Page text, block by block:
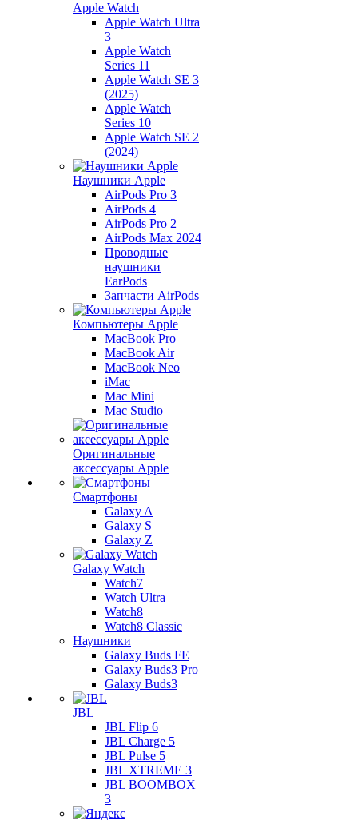
Apple Watch
Apple Watch Ultra
3
Apple Watch
Series 11
Apple Watch SE 3
(2025)
Apple Watch
Series 10
Apple Watch SE 2
(2024)
Наушники Apple
AirPods Pro 3
AirPods 4
AirPods Pro 2
AirPods Max 2024
Проводные
наушники
EarPods
Запчасти AirPods
Компьютеры Apple
MacBook Pro
MacBook Air
MacBook Neo
iMac
Mac Mini
Mac Studio
Оригинальные
аксессуары Apple
Смартфоны
Galaxy A
Galaxy S
Galaxy Z
Galaxy Watch
Watch7
Watch Ultra
Watch8
Watch8 Classic
Наушники
Galaxy Buds FE
Galaxy Buds3 Pro
Galaxy Buds3
JBL
JBL Flip 6
JBL Charge 5
JBL Pulse 5
JBL XTREME 3
JBL BOOMBOX
3